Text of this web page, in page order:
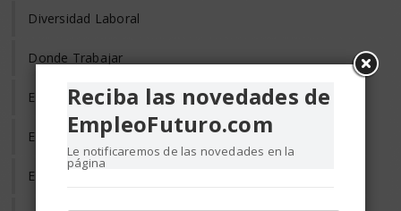
Diversidad Laboral
Donde Trabajar
Empleo de Tercera Edad
Empleo Discapacitados
Empleo en el Mundo
Reciba las novedades de
EmpleoFuturo.com
Le notificaremos de las novedades en la
página